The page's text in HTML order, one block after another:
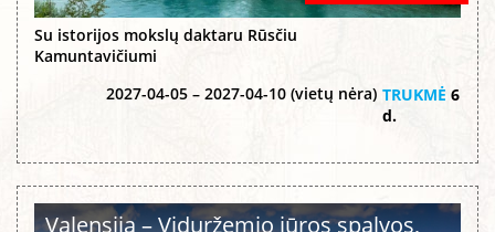
Su istorijos mokslų daktaru Rūsčiu
Kamuntavičiumi
2027-04-05 – 2027-04-10 (vietų nėra) TRUKMĖ 6
d.
Valensija – Viduržemio jūros spalvos,